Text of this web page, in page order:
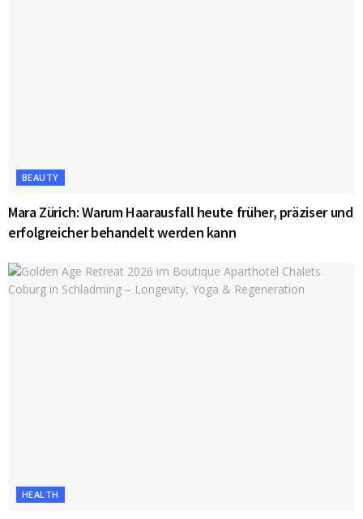
BEAUTY
Mara Zürich: Warum Haarausfall heute früher, präziser und
erfolgreicher behandelt werden kann
HEALTH